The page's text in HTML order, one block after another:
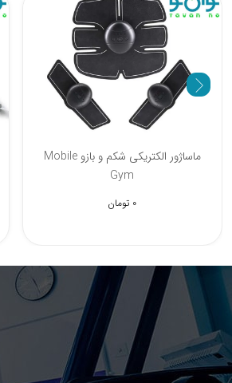
ماساژور الکتریکی شکم و بازو Mobile
Gym
0 تومان